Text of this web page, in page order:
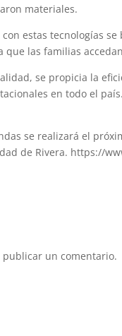
materiales.
estas tecnologías
las familias
se propicia la
en todo el
se realizará el
de Rivera. https://
publicar un comentario.